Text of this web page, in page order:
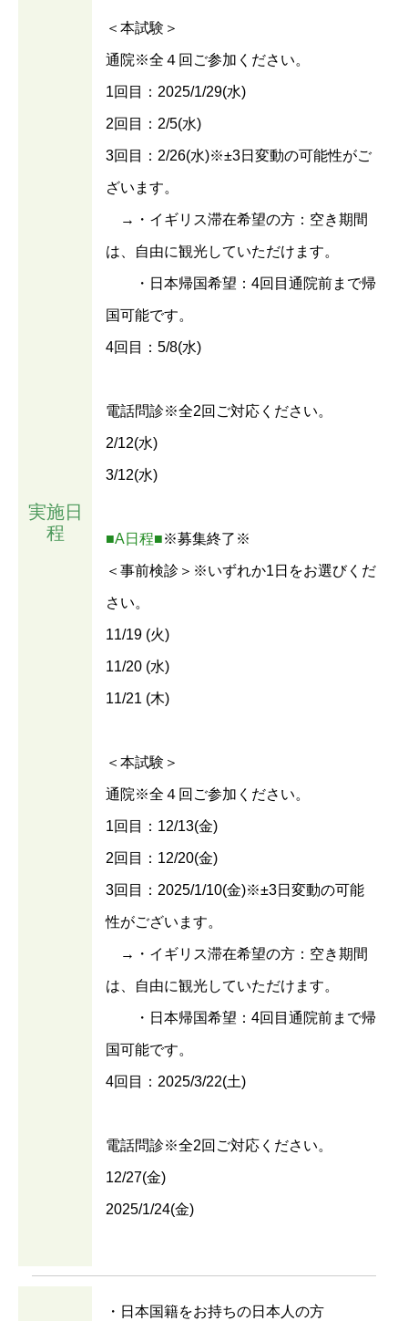
実施日
程
＜本試験＞
通院※全４回ご参加ください。
1回目：2025/1/29(水)
2回目：2/5(水)
3回目：2/26(水)※±3日変動の可能性がご
ざいます。
→・イギリス滞在希望の方：空き期間
は、自由に観光していただけます。
・日本帰国希望：4回目通院前まで帰
国可能です。
4回目：5/8(水)
電話問診※全2回ご対応ください。
2/12(水)
3/12(水)
■A日程■※募集終了※
＜事前検診＞※いずれか1日をお選びくだ
さい。
11/19 (火)
11/20 (水)
11/21 (木)
＜本試験＞
通院※全４回ご参加ください。
1回目：12/13(金)
2回目：12/20(金)
3回目：2025/1/10(金)※±3日変動の可能
性がございます。
→・イギリス滞在希望の方：空き期間
は、自由に観光していただけます。
・日本帰国希望：4回目通院前まで帰
国可能です。
4回目：2025/3/22(土)
電話問診※全2回ご対応ください。
12/27(金)
2025/1/24(金)
・日本国籍をお持ちの日本人の方